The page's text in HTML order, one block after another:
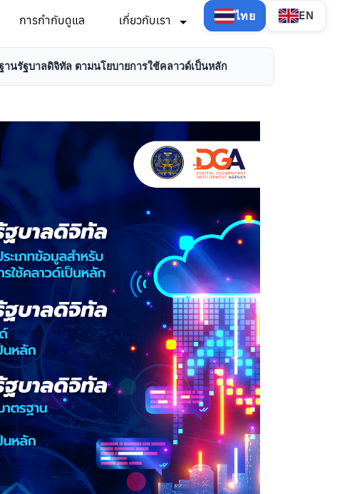
การกำกับดูแล เกี่ยวกับเรา ไทย EN
นรัฐบาลดิจิทัล ตามนโยบายการใช้คลาวด์เป็นหลัก